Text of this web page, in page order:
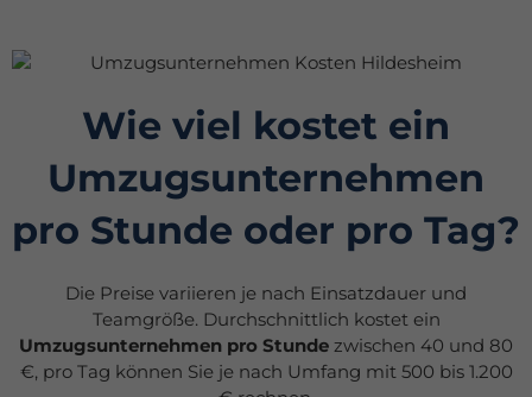
Wie viel kostet ein
Umzugsunternehmen
pro Stunde oder pro Tag?
Die Preise variieren je nach Einsatzdauer und
Teamgröße. Durchschnittlich kostet ein
Umzugsunternehmen pro Stunde zwischen 40 und 80
€, pro Tag können Sie je nach Umfang mit 500 bis 1.200